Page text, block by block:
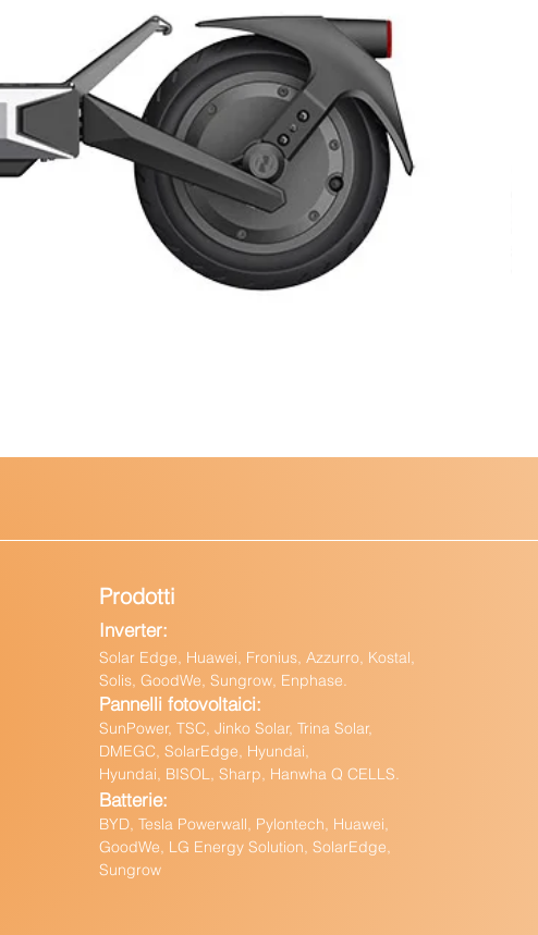
Prodotti
Inverter:
Solar Edge, Huawei, Fronius, Azzurro, Kostal,
Solis, GoodWe, Sungrow, Enphase.
Pannelli fotovoltaici:
SunPower, TSC, Jinko Solar, Trina Solar,
DMEGC, SolarEdge, Hyundai,
Hyundai, BISOL, Sharp, Hanwha Q CELLS.
Batterie:
BYD, Tesla Powerwall, Pylontech, Huawei,
GoodWe, LG Energy Solution, SolarEdge,
Sungrow